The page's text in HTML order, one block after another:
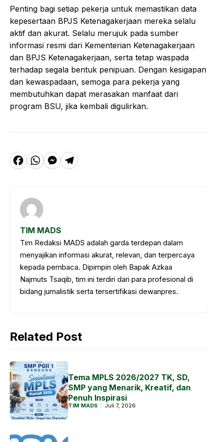
Penting bagi setiap pekerja untuk memastikan data
kepesertaan BPJS Ketenagakerjaan mereka selalu
aktif dan akurat. Selalu merujuk pada sumber
informasi resmi dari Kementerian Ketenagakerjaan
dan BPJS Ketenagakerjaan, serta tetap waspada
terhadap segala bentuk penipuan. Dengan kesigapan
dan kewaspadaan, semoga para pekerja yang
membutuhkan dapat merasakan manfaat dari
program BSU, jika kembali digulirkan.
F
e
b
o
o
W
a
t
s
A
p
p
M
e
n
g
e
r
T
a
m
TIM MADS
Tim Redaksi MADS adalah garda terdepan dalam
menyajikan informasi akurat, relevan, dan terpercaya
kepada pembaca. Dipimpin oleh Bapak Azkaa
Najmuts Tsaqib, tim ini terdiri dari para profesional di
bidang jurnalistik serta tersertifikasi dewanpres.
Related Post
Tema MPLS 2026/2027 TK, SD,
SMP yang Menarik, Kreatif, dan
Penuh Inspirasi
TIM MADS Juli 7, 2026